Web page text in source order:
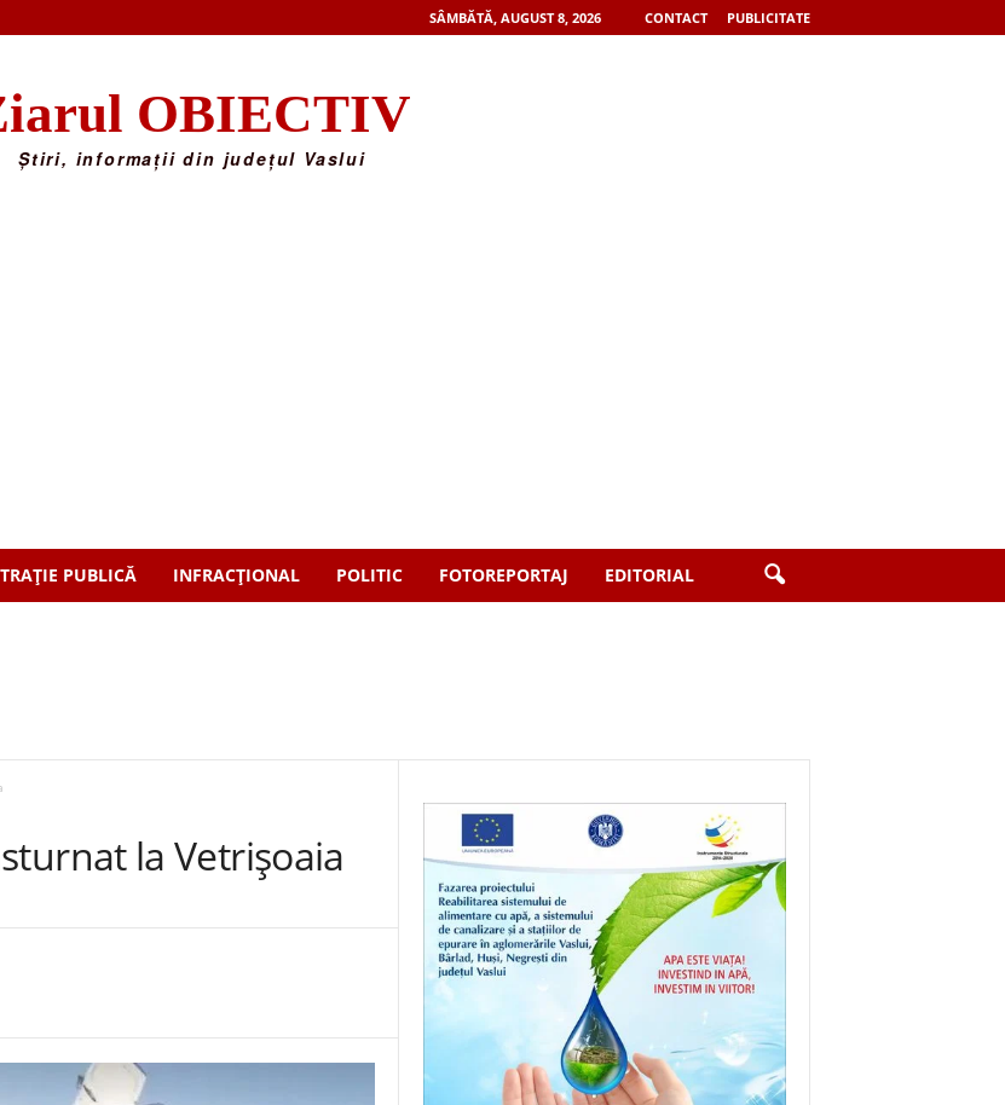
SÂMBĂTĂ, AUGUST 8, 2026 CONTACT PUBLICITATE
OBIECTIV
Știri, informații din județul Vaslui
PUBLICĂ INFRACȚIONAL POLITIC FOTOREPORTAJ EDITORIAL
la Vetrișoaia